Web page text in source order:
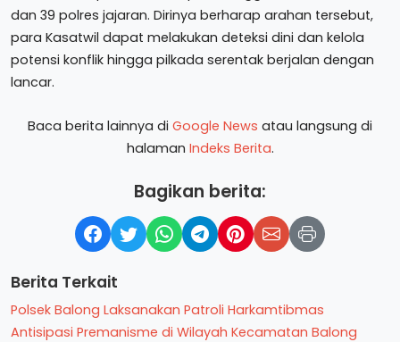
dan 39 polres jajaran. Dirinya berharap arahan tersebut,
para Kasatwil dapat melakukan deteksi dini dan kelola
potensi konflik hingga pilkada serentak berjalan dengan
lancar.
Baca berita lainnya di Google News atau langsung di
halaman Indeks Berita.
Bagikan berita:
Berita Terkait
Polsek Balong Laksanakan Patroli Harkamtibmas
Antisipasi Premanisme di Wilayah Kecamatan Balong